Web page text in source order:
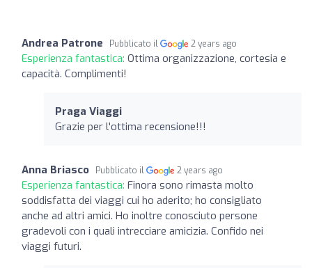
Andrea Patrone Pubblicato il 2 years ago
Esperienza fantastica: Ottima organizzazione, cortesia e
capacità. Complimenti!
Praga Viaggi
Grazie per l'ottima recensione!!!
Anna Briasco Pubblicato il 2 years ago
Esperienza fantastica: Finora sono rimasta molto
soddisfatta dei viaggi cui ho aderito; ho consigliato
anche ad altri amici. Ho inoltre conosciuto persone
gradevoli con i quali intrecciare amicizia. Confido nei
viaggi futuri.